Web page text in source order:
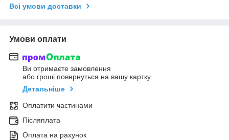
Всі умови доставки
Умови оплати
Ви отримаєте замовлення
або гроші повернуться на вашу картку
Детальніше
Оплатити частинами
Післяплата
Оплата на рахунок